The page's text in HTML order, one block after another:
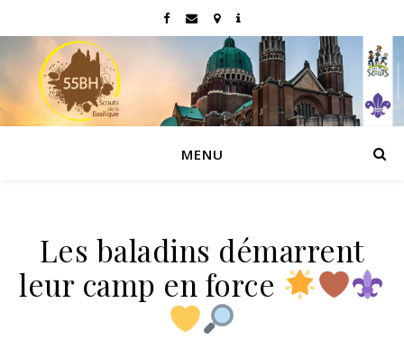
MENU
Les baladins démarrent
leur camp en force